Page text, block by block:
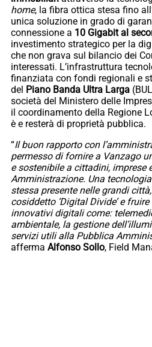
home, la fibra ottica stesa fino
unica soluzione in grado di
connessione a 10 Gigabit al
investimento strategico per la
che non grava sul bilancio dei
interessati. L’infrastruttura
finanziata con fondi regionali e
del Piano Banda Ultra Larga
società del Ministero delle
il coordinamento della Regione
è e resterà di proprietà pubblica.
“Il buon rapporto con
permesso di fornire a Vanzago
e sostenibile a cittadini, imprese
Amministrazione. Una
stessa presente nelle grandi
cosiddetto ‘Digital Divide’ e
innovativi digitali come:
ambientale, la gestione
servizi utili alla Pubblica
afferma Alfonso Sollo, Field